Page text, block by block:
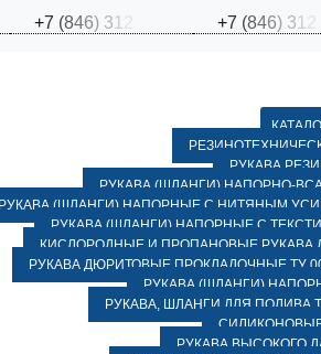
+7 (846) 31 +7 (846) 31
РУКАВА
РУКАВА (ШЛАНГИ) НАПОРНО-
(ШЛАНГИ) НАПОРНЫЕ С НИТЯНЫМ
РУКАВА (ШЛАНГИ) НАПОРНЫЕ С
КИСЛОРОДНЫЕ И ПРОПАНОВЫЕ РУКАВА
РУКАВА ДЮРИТОВЫЕ ПРОКЛАДОЧНЫЕ ТУ
РУКАВА (ШЛАНГИ)
РУКАВА, ШЛАНГИ ДЛЯ ПОЛИВА
РУКАВА ВЫСОКОГО